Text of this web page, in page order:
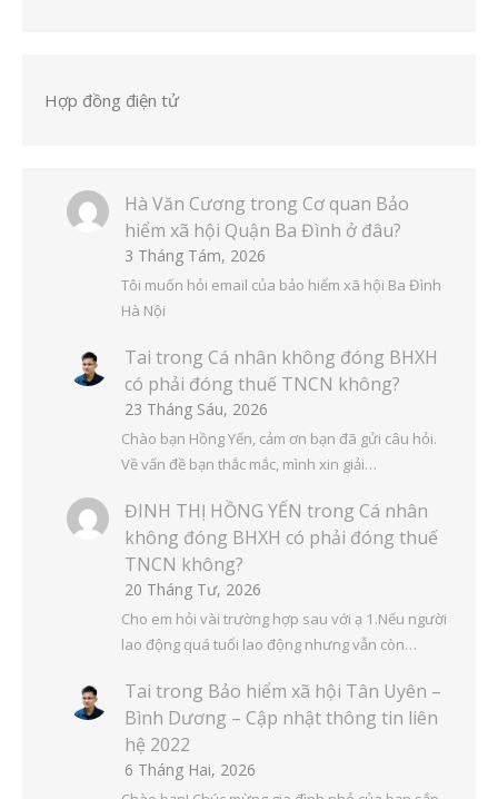
Hợp đồng điện tử
Hà Văn Cương trong Cơ quan Bảo
hiểm xã hội Quận Ba Đình ở đâu?
3 Tháng Tám, 2026
Tôi muốn hỏi email của bảo hiểm xã hội Ba Đình
Hà Nội
Tai trong Cá nhân không đóng BHXH
có phải đóng thuế TNCN không?
23 Tháng Sáu, 2026
Chào bạn Hồng Yến, cảm ơn bạn đã gửi câu hỏi.
Về vấn đề bạn thắc mắc, mình xin giải…
ĐINH THỊ HỒNG YẾN trong Cá nhân
không đóng BHXH có phải đóng thuế
TNCN không?
20 Tháng Tư, 2026
Cho em hỏi vài trường hợp sau với ạ 1.Nếu người
lao động quá tuổi lao động nhưng vẫn còn…
Tai trong Bảo hiểm xã hội Tân Uyên –
Bình Dương – Cập nhật thông tin liên
hệ 2022
6 Tháng Hai, 2026